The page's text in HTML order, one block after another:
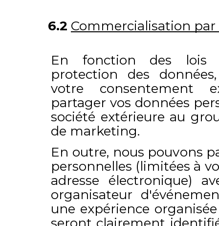
6.2 Commercialisation par
En fonction des lois
protection des
votre consentement
partager vos données
société extérieure au
de marketing.
En outre, nous pouvons
personnelles (limitées à
adresse électronique)
organisateur
une expérience